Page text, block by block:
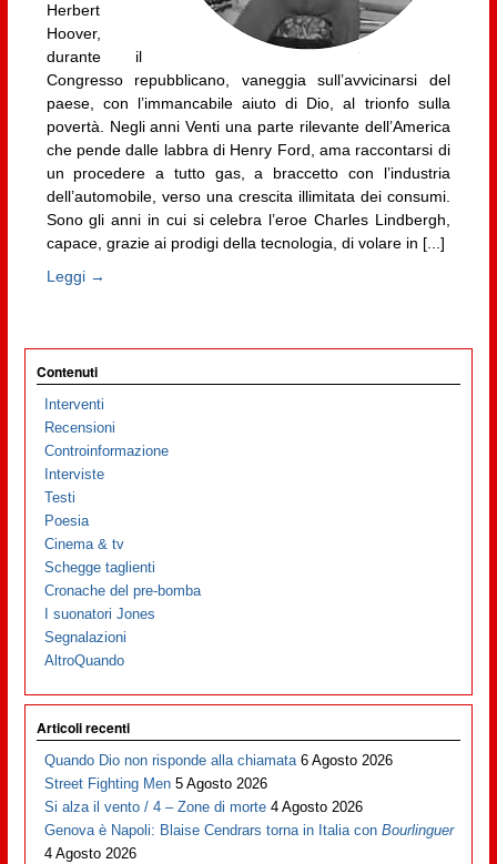
Herbert
Hoover,
durante il
Congresso repubblicano, vaneggia sull’avvicinarsi del
paese, con l’immancabile aiuto di Dio, al trionfo sulla
povertà. Negli anni Venti una parte rilevante dell’America
che pende dalle labbra di Henry Ford, ama raccontarsi di
un procedere a tutto gas, a braccetto con l’industria
dell’automobile, verso una crescita illimitata dei consumi.
Sono gli anni in cui si celebra l’eroe Charles Lindbergh,
capace, grazie ai prodigi della tecnologia, di volare in [...]
Leggi →
Contenuti
Interventi
Recensioni
Controinformazione
Interviste
Testi
Poesia
Cinema & tv
Schegge taglienti
Cronache del pre-bomba
I suonatori Jones
Segnalazioni
AltroQuando
Articoli recenti
Quando Dio non risponde alla chiamata 6 Agosto 2026
Street Fighting Men 5 Agosto 2026
Si alza il vento / 4 – Zone di morte 4 Agosto 2026
Genova è Napoli: Blaise Cendrars torna in Italia conBourlinguer
4 Agosto 2026